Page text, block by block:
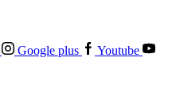
Google plus
Youtube